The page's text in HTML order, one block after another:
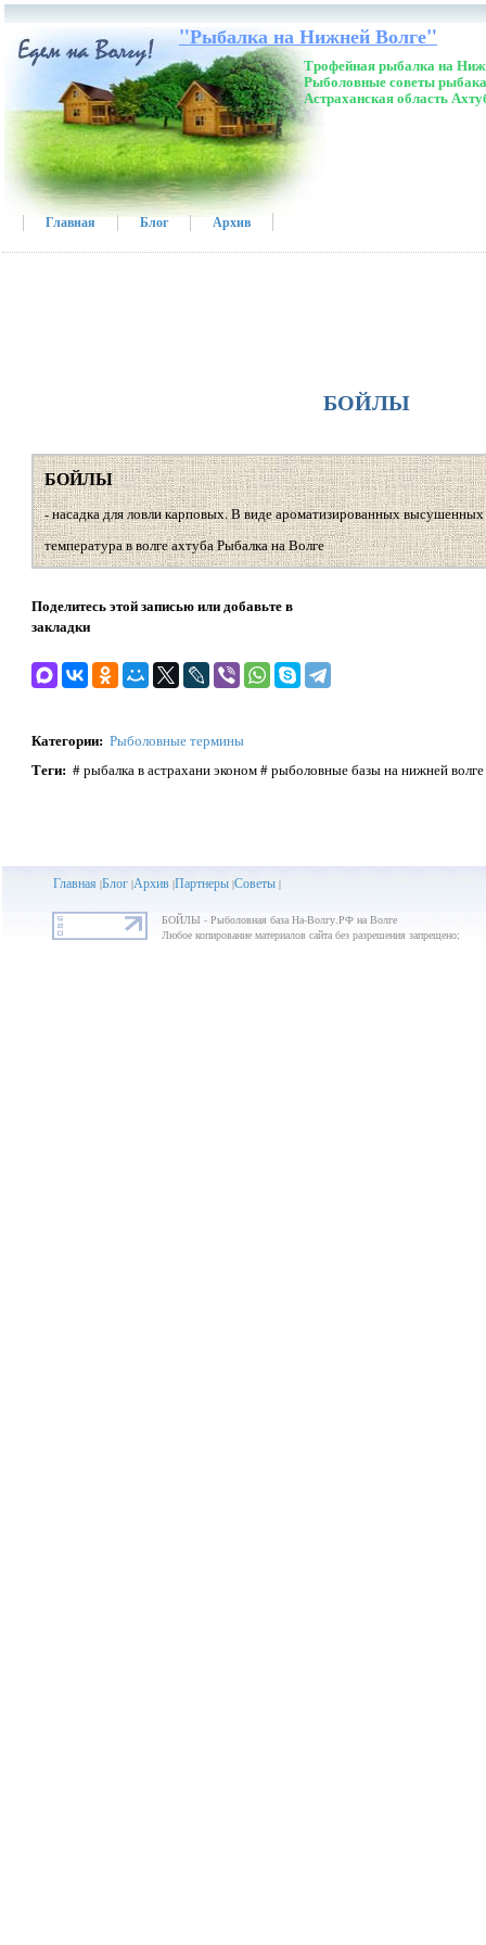
"Рыбалка на Нижней Волге"
Трофейная рыбалка на
Рыболовные советы
Астраханская область
Главная Блог Архив
БОЙЛЫ
БОЙЛЫ
- насадка для ловли карповых. В виде ароматизированных
температура в волге ахтуба Рыбалка на Волге
Поделитесь этой записью или добавьте в
закладки
Категории: Рыболовные термины
Теги: # рыбалка в астрахани эконом # рыболовные базы на нижней волге
Главная |Блог|Архив|Партнеры|Советы|
БОЙЛЫ - Рыболовная база На-Волгу.РФ на Волге
Любое копирование материалов сайта без разрешения запрещено;